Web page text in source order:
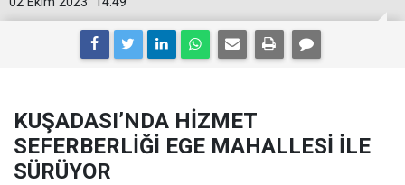
KUŞADASI’NDA HİZMET
SEFERBERLİĞİ EGE MAHALLESİ İLE
SÜRÜYOR